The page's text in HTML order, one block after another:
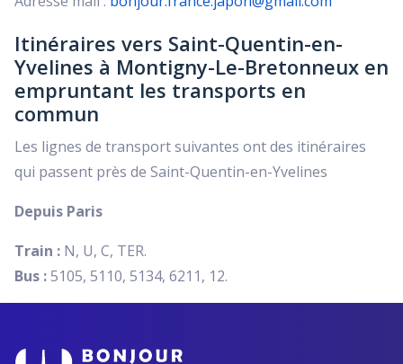
Itinéraires vers Saint-Quentin-en-
Yvelines à Montigny-Le-Bretonneux en
empruntant les transports en
commun
Les lignes de transport suivantes ont des itinéraires
qui passent près de Saint-Quentin-en-Yvelines
Depuis Paris
Train : N, U, C, TER.
Bus :5105, 5110, 5134, 6211, 12.